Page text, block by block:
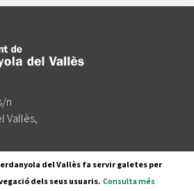
n
Vallès,
del Vallès fa servir galetes per
dels seus usuaris. Consulta més